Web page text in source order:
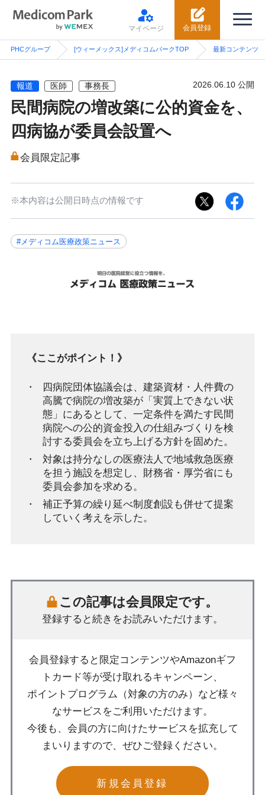
会員登録
マイページ
PHCグループ [ウィーメックス]メディコムパークTOP 最新コンテンツ
報道 医師 事務長 2026.06.10 公開
民間病院の増改築に公的資金を、
四病協が委員会設置へ
会員限定記事
※本内容は公開日時点の情報です
#メディコム医療政策ニュース
《ここがポイント！》
四病院団体協議会は、建築資材・人件費の
高騰で病院の増改築が「実質上できない状
態」にあるとして、一定条件を満たす民間
病院への公的資金投入の仕組みづくりを検
討する委員会を立ち上げる方針を固めた。
対象は持分なしの医療法人で地域救急医療
を担う施設を想定し、財務省・厚労省にも
委員会参加を求める。
補正予算の繰り延べ制度創設も併せて提案
していく考えを示した。
この記事は会員限定です。
登録すると続きをお読みいただけます。
会員登録すると限定コンテンツやAmazonギフ
トカード等が受け取れるキャンペーン、
ポイントプログラム（対象の方のみ）など様々
なサービスをご利用いただけます。
今後も、会員の方に向けたサービスを拡充して
まいりますので、ぜひご登録ください。
新規会員登録